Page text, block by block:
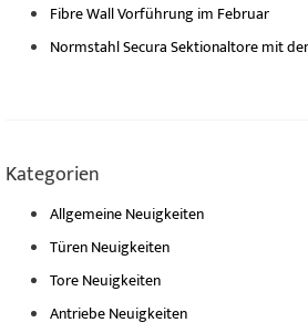
Fibre Wall Vorführung im Februar
Normstahl Secura Sektionaltore mit
Kategorien
Allgemeine Neuigkeiten
Türen Neuigkeiten
Tore Neuigkeiten
Antriebe Neuigkeiten